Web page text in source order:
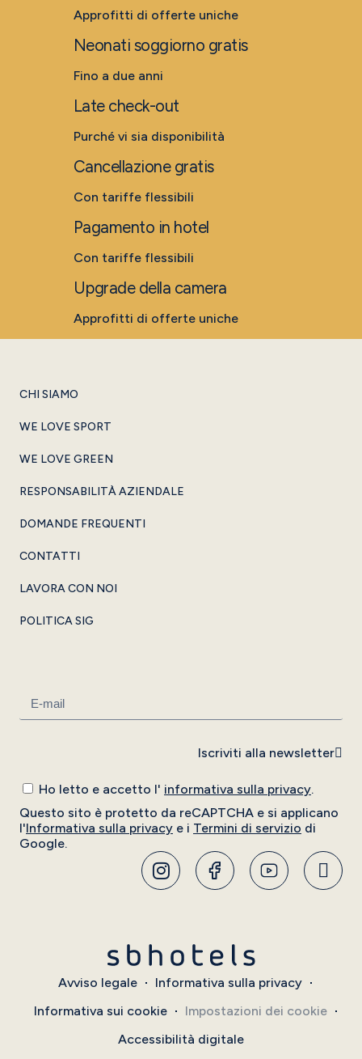
Approfitti di offerte uniche
Neonati soggiorno gratis
Fino a due anni
Late check-out
Purché vi sia disponibilità
Cancellazione gratis
Con tariffe flessibili
Pagamento in hotel
Con tariffe flessibili
Upgrade della camera
Approfitti di offerte uniche
CHI SIAMO
WE LOVE SPORT
WE LOVE GREEN
RESPONSABILITÀ AZIENDALE
DOMANDE FREQUENTI
CONTATTI
LAVORA CON NOI
POLITICA SIG
Ho letto e accetto l' informativa sulla privacy.
Questo sito è protetto da reCAPTCHA e si applicano
l'Informativa sulla privacy e i Termini di servizio di
Google.
Iscriviti alla newsletter
Avviso legale
Informativa sulla privacy
Informativa sui cookie
Impostazioni dei cookie
Accessibilità digitale